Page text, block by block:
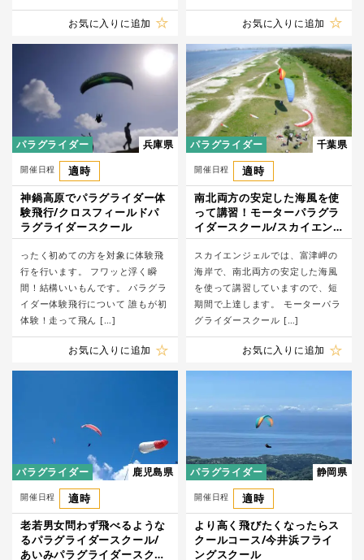
お気に入りに追加 お気に入りに追加
パラグライダー 兵庫県
開催日程
適時
神鍋高原でパラグライダー体
験飛行/クロスフィールドパ
ラグライダースクール
ったく初めての方を対象に体験飛
行を行います。 フワッと浮く瞬
間！結構いいもんです。 パラグラ
イダー体験飛行について 誰もが初
体験！走って飛ん […]
お気に入りに追加
パラグライダー 千葉県
開催日程
適時
南北両方の安定した海風を使
って講習！モーターパラグラ
イダースクール/スカイエン
ジェル
スカイエンジェルでは、富津岬の
海岸で、南北両方の安定した海風
を使って講習していますので、短
期間で上達します。 モーターパラ
グライダースクール […]
お気に入りに追加
パラグライダー 鹿児島県
開催日程
適時
老若男女問わず飛べるような
るパラグライダースクール/
あいみパラグライダースクー
パラグライダー 静岡県
開催日程
適時
より高く飛びたくなったらス
クールコース/今井浜フライ
ングスクール